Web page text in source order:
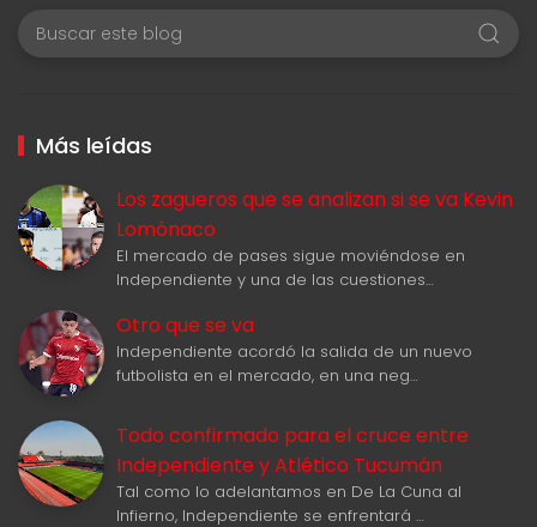
Más leídas
Los zagueros que se analizan si se va Kevin
Lomónaco
El mercado de pases sigue moviéndose en
Independiente y una de las cuestiones…
Otro que se va
Independiente acordó la salida de un nuevo
futbolista en el mercado, en una neg…
Todo confirmado para el cruce entre
Independiente y Atlético Tucumán
Tal como lo adelantamos en De La Cuna al
Infierno, Independiente se enfrentará …